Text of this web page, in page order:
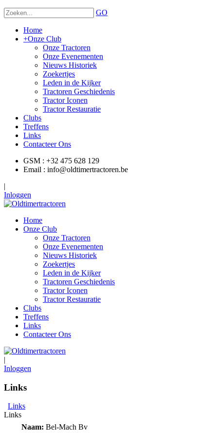
GO
Home
+Onze Club
Onze Tractoren
Onze Evenementen
Nieuws Historiek
Zoekertjes
Leden in de Kijker
Tractoren Geschiedenis
Tractor Iconen
Tractor Restauratie
Clubs
Treffens
Links
Contacteer Ons
GSM : +32 475 628 129
Email : info@oldtimertractoren.be
|
Inloggen
Home
Onze Club
Onze Tractoren
Onze Evenementen
Nieuws Historiek
Zoekertjes
Leden in de Kijker
Tractoren Geschiedenis
Tractor Iconen
Tractor Restauratie
Clubs
Treffens
Links
Contacteer Ons
|
Inloggen
Links
Links
Links
Naam: Bel-Mach Bv